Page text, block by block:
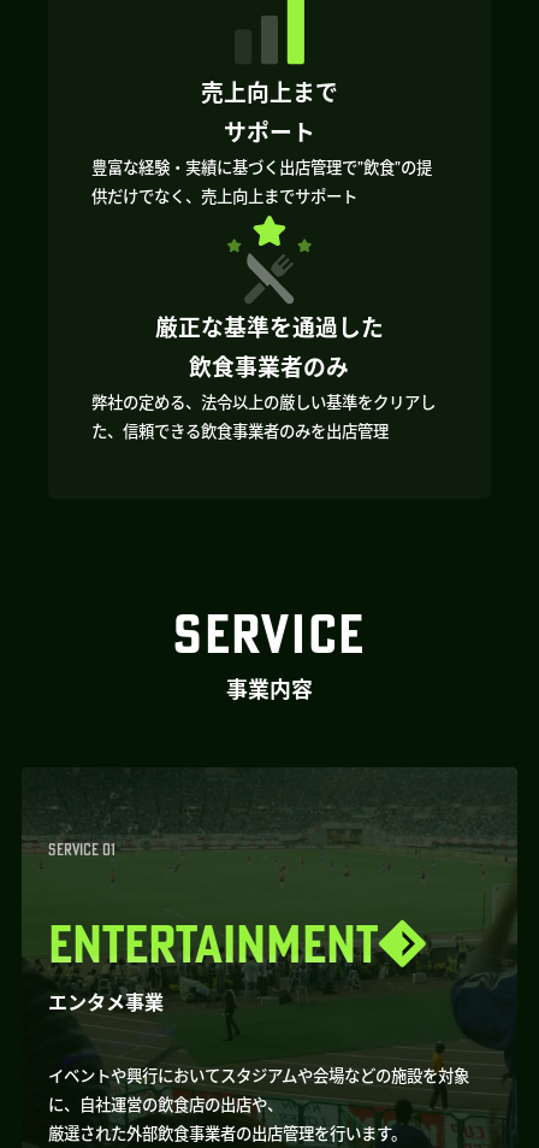
売上向上まで
サポート
豊富な経験・実績に基づく出店管理で”飲食”の提
供だけでなく、売上向上までサポート
厳正な基準を通過した
飲食事業者のみ
弊社の定める、法令以上の厳しい基準をクリアし
た、信頼できる飲食事業者のみを出店管理
SERVICE
事業内容
SERVICE 01
ENTERTAINMENT
エンタメ事業
イベントや興行においてスタジアムや会場などの施設を対象
に、自社運営の飲食店の出店や、
厳選された外部飲食事業者の出店管理を行います。